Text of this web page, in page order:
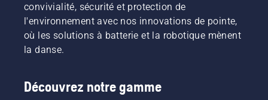
convivialité, sécurité et protection de
l'environnement avec nos innovations de pointe,
où les solutions à batterie et la robotique mènent
la danse.
Découvrez notre gamme